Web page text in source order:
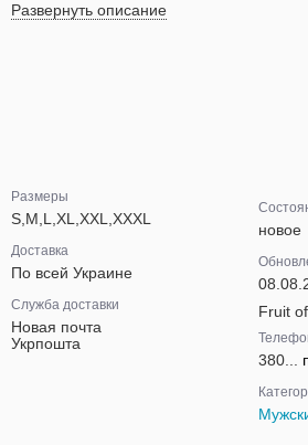
Развернуть описание
Размеры
S,M,L,XL,XXL,XXXL
Доставка
По всей Украине
Служба доставки
Новая почта
Укрпошта
новое
Fruit
380...